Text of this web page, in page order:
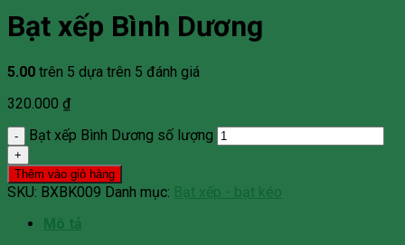
Bạt xếp Bình Dương
5.00 trên 5 dựa trên 5 đánh giá
320.000 ₫
Bạt xếp Bình Dương số lượng
Thêm vào giỏ hàng
SKU: BXBK009 Danh mục: Bạt xếp - bạt kéo
Mô tả